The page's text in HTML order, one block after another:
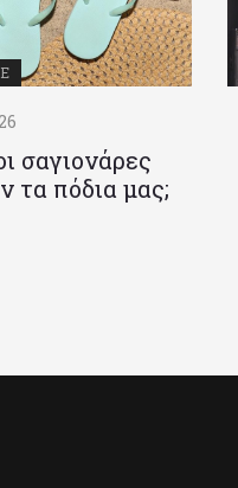
σαγιονάρες
τα πόδια μας;